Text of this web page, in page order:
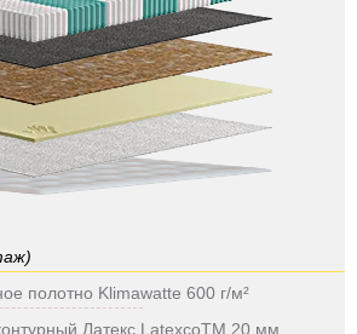
полотно Klimawatte 600 г/м²
Латекс LatexcoTM 20 мм